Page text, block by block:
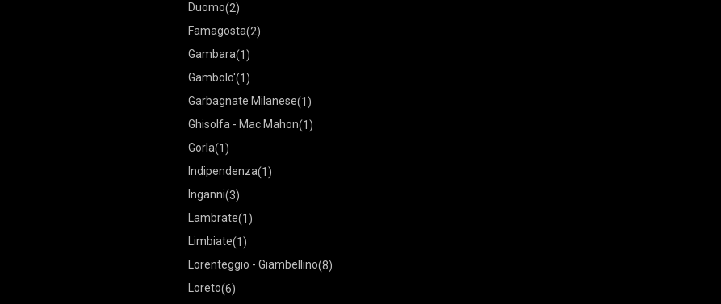
Duomo(2)
Famagosta(2)
Gambara(1)
Gambolo'(1)
Garbagnate Milanese(1)
Ghisolfa - Mac Mahon(1)
Gorla(1)
Indipendenza(1)
Inganni(3)
Lambrate(1)
Limbiate(1)
Lorenteggio - Giambellino(8)
Loreto(6)